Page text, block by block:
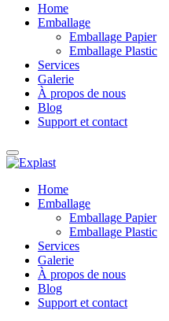
Home
Emballage
Emballage Papier
Emballage Plastic
Services
Galerie
À propos de nous
Blog
Support et contact
Home
Emballage
Emballage Papier
Emballage Plastic
Services
Galerie
À propos de nous
Blog
Support et contact